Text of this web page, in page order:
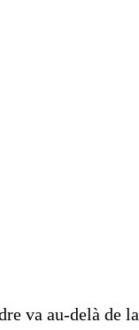
va au-delà de